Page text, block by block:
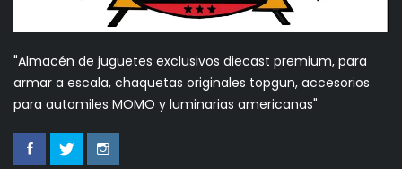
"Almacén de juguetes exclusivos diecast premium, para
armar a escala, chaquetas originales topgun, accesorios
para automiles MOMO y luminarias americanas"